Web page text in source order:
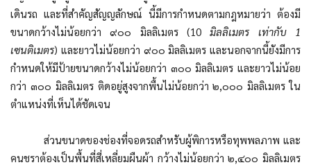
เดินรถ และที่สำคัญสัญญลักษณ์ นี้มีการกำหนดตามกฎหมายว่า ต้องมี
ขนาดกว้างไม่น้อยกว่า ๙๐๐ มิลลิเมตร (10มิลลิเมตร เท่ากับ
1
เซนติเมตร) และยาวไม่น้อยกว่า ๙๐๐ มิลลิเมตร และนอกจากนี้ยังมีการ
กำหนดให้มีป้ายขนาดกว้างไม่น้อยกว่า ๓๐๐ มิลลิเมตร และยาวไม่น้อย
กว่า ๓๐๐ มิลลิเมตร ติดอยู่สูงจากพื้นไม่น้อยกว่า ๒,๐๐๐ มิลลิเมตร ใน
ตำแหน่งที่เห็นได้ชัดเจน
ส่วนขนาดของช่องที่จอดรถสำหรับผู้พิการหรือทุพพลภาพ และ
คนชราต้องเป็นพื้นที่สี่เหลี่ยมผืนผ้า กว้างไม่น้อยกว่า ๒,๔๐๐ มิลลิเมตร